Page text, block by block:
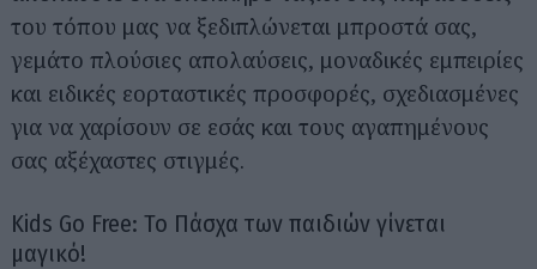
του τόπου μας να ξεδιπλώνεται μπροστά σας,
γεμάτο πλούσιες απολαύσεις, μοναδικές εμπειρίες
και ειδικές εορταστικές προσφορές, σχεδιασμένες
για να χαρίσουν σε εσάς και τους αγαπημένους
σας αξέχαστες στιγμές.
Kids Go Free: Το Πάσχα των παιδιών γίνεται
μαγικό!